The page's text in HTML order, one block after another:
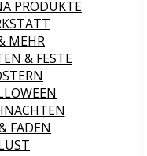
PRODUKTE
MEHR
& FESTE
FADEN